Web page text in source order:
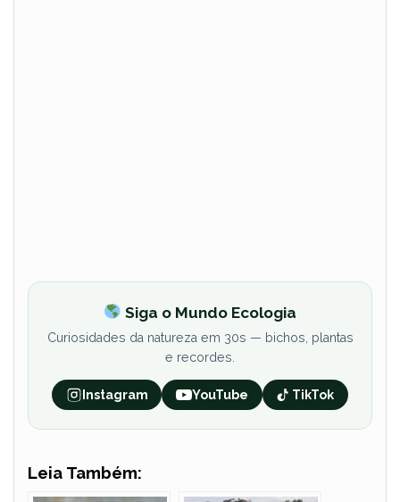
Siga o Mundo Ecologia
Curiosidades da natureza em 30s — bichos, plantas
e recordes.
Instagram YouTube TikTok
Leia Também: